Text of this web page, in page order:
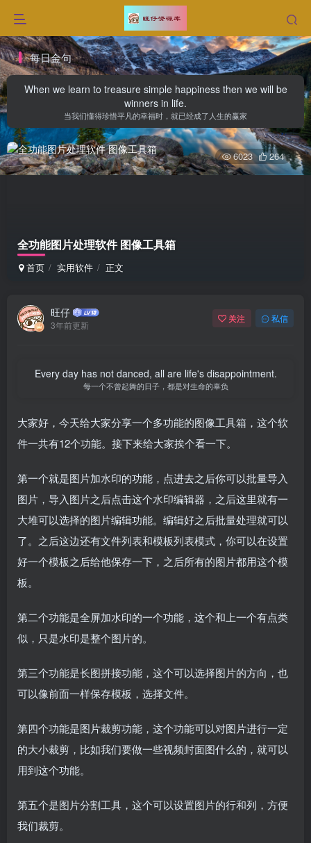
每日金句
When we learn to treasure simple happiness then we will be
winners in life.
当我们懂得珍惜平凡的幸福时，就已经成了人生的赢家
全功能图片处理软件 图像工具箱
首页 实用软件 正文
6023 264
旺仔
3年前更新
关注 私信
Every day has not danced, all are life's disappointment.
每一个不曾起舞的日子，都是对生命的辜负
大家好，今天给大家分享一个多功能的图像工具箱，这个软
件一共有12个功能。接下来给大家挨个看一下。
第一个就是图片加水印的功能，点进去之后你可以批量导入
图片，导入图片之后点击这个水印编辑器，之后这里就有一
大堆可以选择的图片编辑功能。编辑好之后批量处理就可以
了。之后这边还有文件列表和模板列表模式，你可以在设置
好一个模板之后给他保存一下，之后所有的图片都用这个模
板。
第二个功能是全屏加水印的一个功能，这个和上一个有点类
似，只是水印是整个图片的。
第三个功能是长图拼接功能，这个可以选择图片的方向，也
可以像前面一样保存模板，选择文件。
第四个功能是图片裁剪功能，这个功能可以对图片进行一定
的大小裁剪，比如我们要做一些视频封面图什么的，就可以
用到这个功能。
第五个是图片分割工具，这个可以设置图片的行和列，方便
我们裁剪。